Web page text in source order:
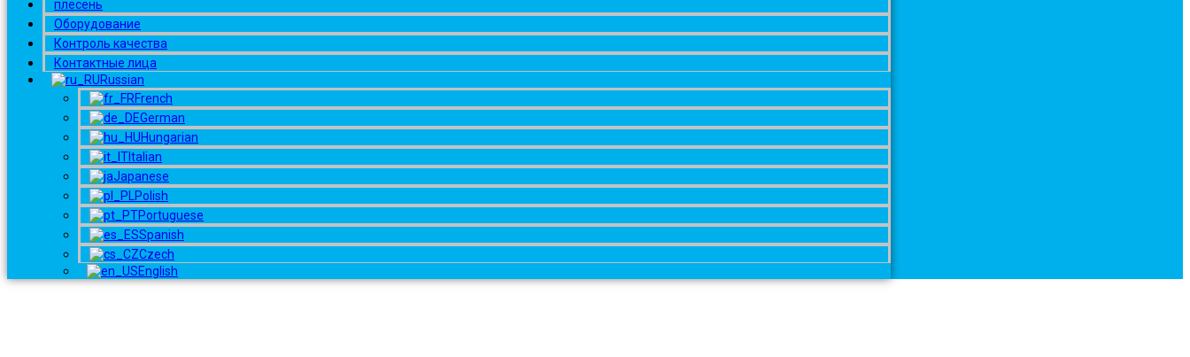
плесень
Оборудование
Контроль качества
Контактные лица
Russian
French
German
Hungarian
Italian
Japanese
Polish
Portuguese
Spanish
Czech
English